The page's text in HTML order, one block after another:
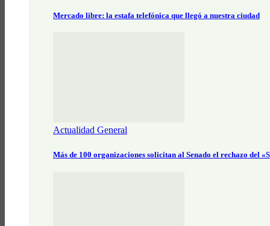
Mercado libre: la estafa telefónica que llegó a nuestra ciudad
Actualidad General
Más de 100 organizaciones solicitan al Senado el rechazo del